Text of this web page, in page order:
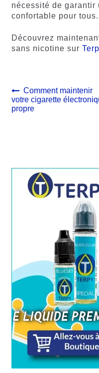
nécessité de garantir
confortable pour tous.
Découvrez
sans nicotine sur
Navigation
de
l’article
Article
précédent :
Comment maintenir
votre cigarette
propre